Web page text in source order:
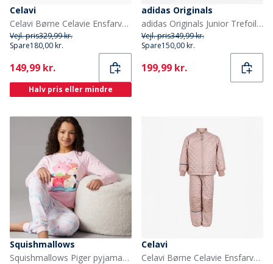
Celavi
Celavi Børne Celavie Ensfarvet Basis Termosæt Buckthorn Brown
Vejl. pris329,99 kr.
Spare180,00 kr.
Current
149,99 kr.
Halv pris eller mindre
adidas Originals
adidas Originals Junior Trefoil Løs Pasform Fuld Zip Hættetrøje Sort
Vejl. pris349,99 kr.
Spare150,00 kr.
Current
199,99 kr.
Squishmallows
Squishmallows Piger pyjamas sæt Ballerina/Hvid
Celavi
Celavi Børne Celavie Ensfarvet Basis Termosæt Misty Rose